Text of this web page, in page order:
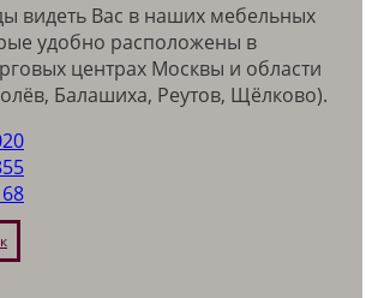
видеть Вас в наших мебельных
удобно расположены в
центрах Москвы и области
Балашиха, Реутов, Щёлково).